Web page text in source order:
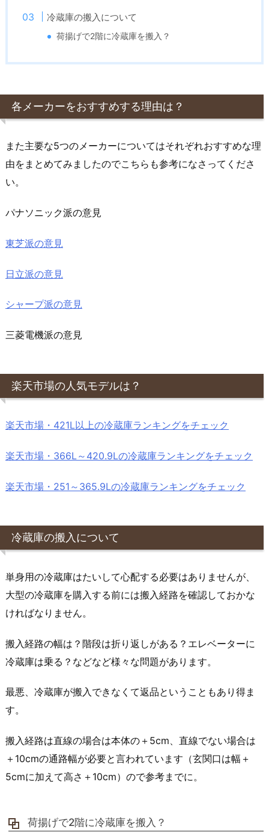
冷蔵庫の搬入について
荷揚げで2階に冷蔵庫を搬入？
各メーカーをおすすめする理由は？
また主要な5つのメーカーについてはそれぞれおすすめな理
由をまとめてみましたのでこちらも参考になさってくださ
い。
パナソニック派の意見
東芝派の意見
日立派の意見
シャープ派の意見
三菱電機派の意見
楽天市場の人気モデルは？
楽天市場・421L以上の冷蔵庫ランキングをチェック
楽天市場・366L～420.9Lの冷蔵庫ランキングをチェック
楽天市場・251～365.9Lの冷蔵庫ランキングをチェック
冷蔵庫の搬入について
単身用の冷蔵庫はたいして心配する必要はありませんが、
大型の冷蔵庫を購入する前には搬入経路を確認しておかな
ければなりません。
搬入経路の幅は？階段は折り返しがある？エレベーターに
冷蔵庫は乗る？などなど様々な問題があります。
最悪、冷蔵庫が搬入できなくて返品ということもあり得ま
す。
搬入経路は直線の場合は本体の＋5cm、直線でない場合は
＋10cmの通路幅が必要と言われています（玄関口は幅＋
5cmに加えて高さ＋10cm）ので参考までに。
荷揚げで2階に冷蔵庫を搬入？